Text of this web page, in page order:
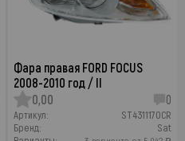
Фара правая FORD FOCUS
2008-2010 год / II
0,00
0
Артикул:
ST4311170CR
Бренд:
Sat